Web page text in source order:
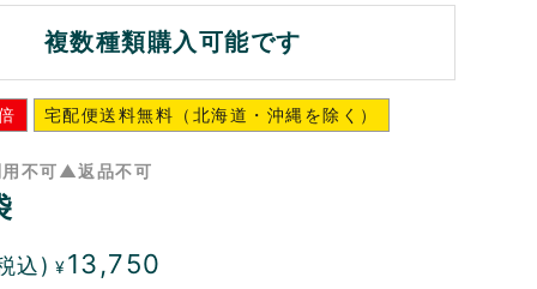
複数種類購入可能です
宅配便送料無料（北海道・沖縄を除く）
不可▲返品不可
込) ¥13,750